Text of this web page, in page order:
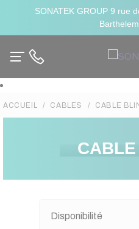
SONATEK GROUP 9 rue
ACCUEIL CABLES CABLE
Disponibilité